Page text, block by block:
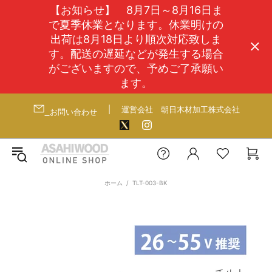
【お知らせ】 8月7日～8月16日ま
で夏季休業となります。休業明けの
出荷は8月18日より順次対応致しま
す。配送の遅延などが発生する場合
がございますので、予めご了承願い
ます。
お問い合わせ 運営会社 朝日木材加工株式会社
ホーム TLT-003-BK